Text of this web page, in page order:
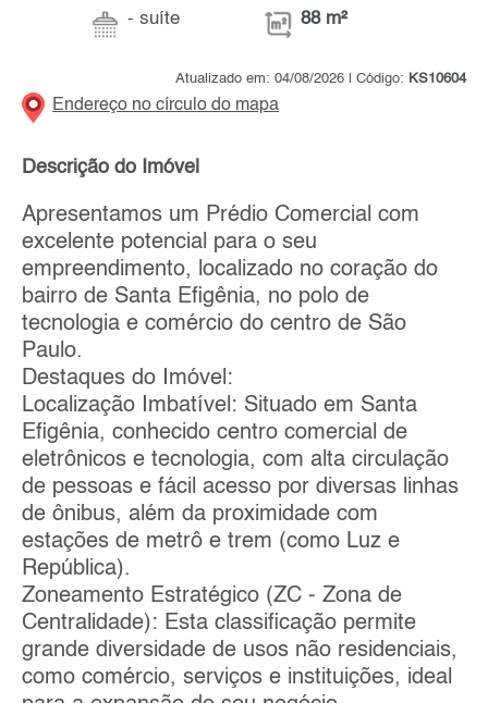
- suíte 88 m²
Atualizado em: 04/08/2026 | Código: KS10604
Endereço no círculo do mapa
Descrição do Imóvel
Apresentamos um Prédio Comercial com
excelente potencial para o seu
empreendimento, localizado no coração do
bairro de Santa Efigênia, no polo de
tecnologia e comércio do centro de São
Paulo.
Destaques do Imóvel:
Localização Imbatível: Situado em Santa
Efigênia, conhecido centro comercial de
eletrônicos e tecnologia, com alta circulação
de pessoas e fácil acesso por diversas linhas
de ônibus, além da proximidade com
estações de metrô e trem (como Luz e
República).
Zoneamento Estratégico (ZC - Zona de
Centralidade): Esta classificação permite
grande diversidade de usos não residenciais,
como comércio, serviços e instituições, ideal